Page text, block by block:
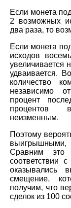
Если монета
2 возможных
два раза, то
Если монета
исходов
увеличивается
удваивается.
количество
независимо
процент
процентов
неизменным.
Поэтому
выигрышными,
Сравним это
соответствии
оказывались
смещение,
получим, что
сделок из 100